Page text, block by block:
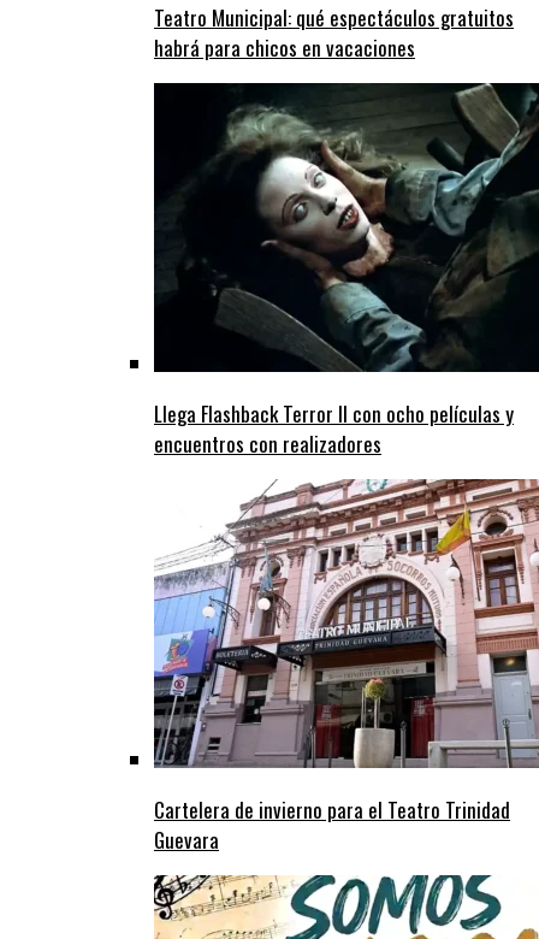
Teatro Municipal: qué espectáculos gratuitos
habrá para chicos en vacaciones
Llega Flashback Terror II con ocho películas y
encuentros con realizadores
Cartelera de invierno para el Teatro Trinidad
Guevara